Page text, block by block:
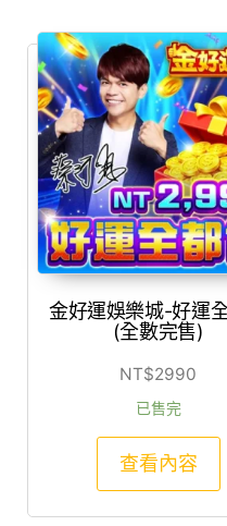
金好運娛樂城-好運
(全數完售)
NT$2990
已售完
查看內容